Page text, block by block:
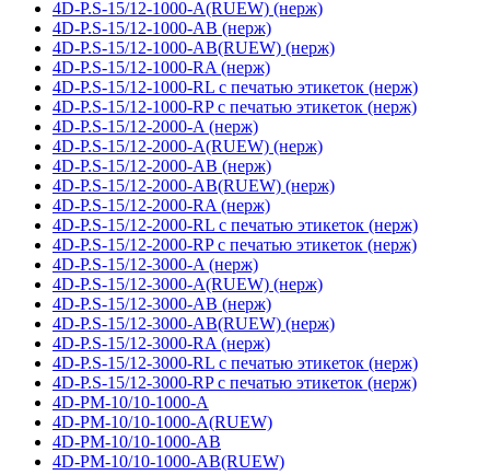
4D-P.S-15/12-1000-A(RUEW) (нерж)
4D-P.S-15/12-1000-AB (нерж)
4D-P.S-15/12-1000-AB(RUEW) (нерж)
4D-P.S-15/12-1000-RA (нерж)
4D-P.S-15/12-1000-RL с печатью этикеток (нерж)
4D-P.S-15/12-1000-RP с печатью этикеток (нерж)
4D-P.S-15/12-2000-A (нерж)
4D-P.S-15/12-2000-A(RUEW) (нерж)
4D-P.S-15/12-2000-AB (нерж)
4D-P.S-15/12-2000-AB(RUEW) (нерж)
4D-P.S-15/12-2000-RA (нерж)
4D-P.S-15/12-2000-RL с печатью этикеток (нерж)
4D-P.S-15/12-2000-RP с печатью этикеток (нерж)
4D-P.S-15/12-3000-A (нерж)
4D-P.S-15/12-3000-A(RUEW) (нерж)
4D-P.S-15/12-3000-AB (нерж)
4D-P.S-15/12-3000-AB(RUEW) (нерж)
4D-P.S-15/12-3000-RA (нерж)
4D-P.S-15/12-3000-RL с печатью этикеток (нерж)
4D-P.S-15/12-3000-RP с печатью этикеток (нерж)
4D-PM-10/10-1000-A
4D-PM-10/10-1000-A(RUEW)
4D-PM-10/10-1000-AB
4D-PM-10/10-1000-AB(RUEW)